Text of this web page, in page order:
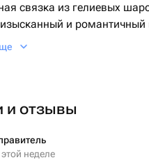
связка из гелиевых
и романтичный
фольгированные шары
шаров-
день заказа
и отзывы
неделе